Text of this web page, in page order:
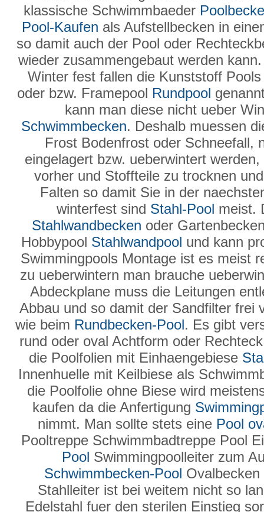
klassische Schwimmbaeder
Pool-Kaufen als Aufstellbecken in
so damit auch der Pool oder
wieder zusammengebaut werden
Winter fest fallen die Kunststoff
oder bzw. Framepool Rundpool
kann man diese nicht ueber
Schwimmbecken. Deshalb muessen
Frost Bodenfrost oder Schneefall,
eingelagert bzw. ueberwintert
vorher und Stoffteile zu trocknen
Falten so damit Sie in der
winterfest sind Stahl-Pool meist.
Stahlwandbecken oder
Hobbypool Stahlwandpool und kann
Swimmingpools Montage ist es meist
zu ueberwintern man brauche
Abdeckplane muss die Leitungen
Abbau und so damit der Sandfilter frei
wie beim Rundbecken-Pool. Es gibt
rund oder oval Achtform oder
die Poolfolien mit Einhaengebiese
Innenhuelle mit Keilbiese als
die Poolfolie ohne Biese wird
kaufen da die Anfertigung
nimmt. Man sollte stets eine Pool
Pooltreppe Schwimmbadtreppe Pool
Pool Swimmingpoolleiter zum
Schwimmbecken-Pool
Stahlleiter ist bei weitem nicht so
Edelstahl fuer den sterilen Einstieg